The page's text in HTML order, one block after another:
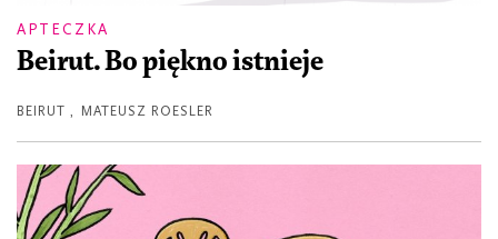
APTECZKA
Beirut. Bo piękno istnieje
BEIRUT , MATEUSZ ROESLER